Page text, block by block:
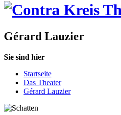
Gérard Lauzier
Sie sind hier
Startseite
Das Theater
Gérard Lauzier